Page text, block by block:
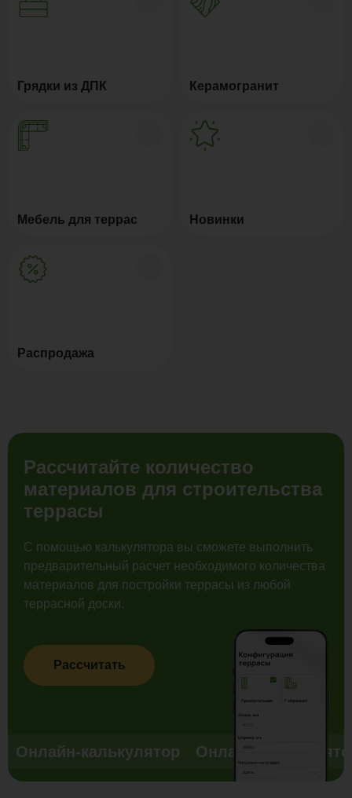
Грядки из ДПК Керамогранит
Мебель для террас Новинки
Распродажа
Рассчитайте количество
материалов для строительства
террасы
С помощью калькулятора вы сможете выполнить
предварительный расчет необходимого количества
материалов для постройки террасы из любой
террасной доски.
Рассчитать
Онлайн-калькулятор Онлайн-